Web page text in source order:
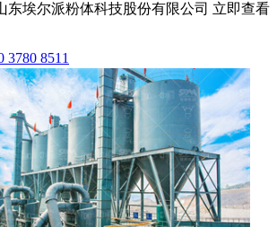
东埃尔派粉体科技股份有限公司 立即查看
3780 8511